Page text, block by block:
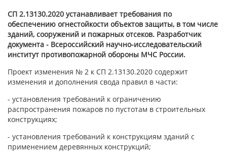
СП 2.13130.2020 устанавливает требования по
обеспечению огнестойкости объектов защиты, в том числе
зданий, сооружений и пожарных отсеков. Разработчик
документа - Всероссийский научно-исследовательский
институт противопожарной обороны МЧС России.
Проект изменения № 2 к СП 2.13130.2020 содержит
изменения и дополнения свода правил в части:
- установления требований к ограничению
распространения пожаров по пустотам в строительных
конструкциях;
- установления требований к конструкциям зданий с
применением деревянных конструкций;